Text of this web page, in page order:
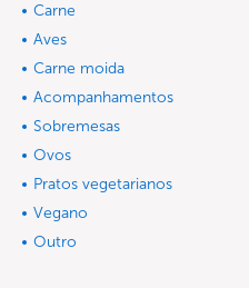
Carne
Aves
Carne moida
Acompanhamentos
Sobremesas
Ovos
Pratos vegetarianos
Vegano
Outro